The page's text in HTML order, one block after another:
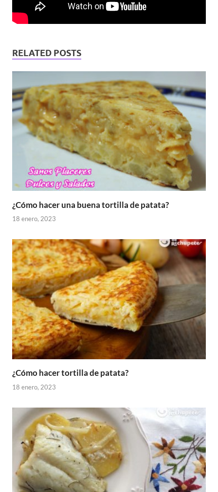
RELATED POSTS
¿Cómo hacer una buena tortilla de patata?
18 enero, 2023
¿Cómo hacer tortilla de patata?
18 enero, 2023